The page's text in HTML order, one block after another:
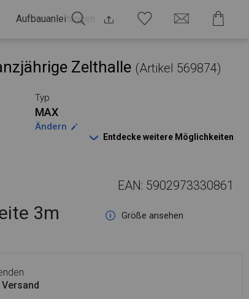
Aufbauanleitungen
Zelthalle (Artikel 569874)
Typ
MAX
Ändern
Entdecke weitere Möglichkeiten
EAN: 5902973330861
3m
Größe ansehen